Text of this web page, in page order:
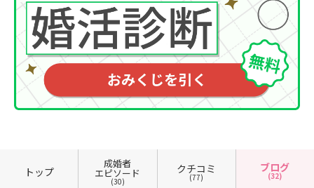
トップ
成婚者
エピソード
(30)
クチコミ
(77)
ブログ
(32)